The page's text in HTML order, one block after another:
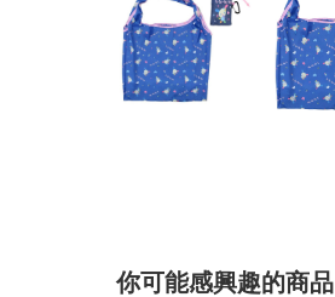
你可能感興趣的商品